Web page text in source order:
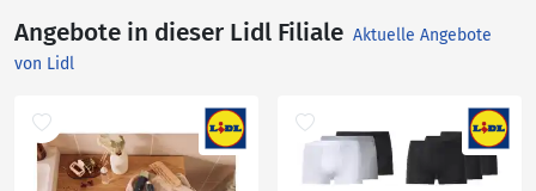
Angebote in dieser Lidl Filiale Aktuelle Angebote
von Lidl